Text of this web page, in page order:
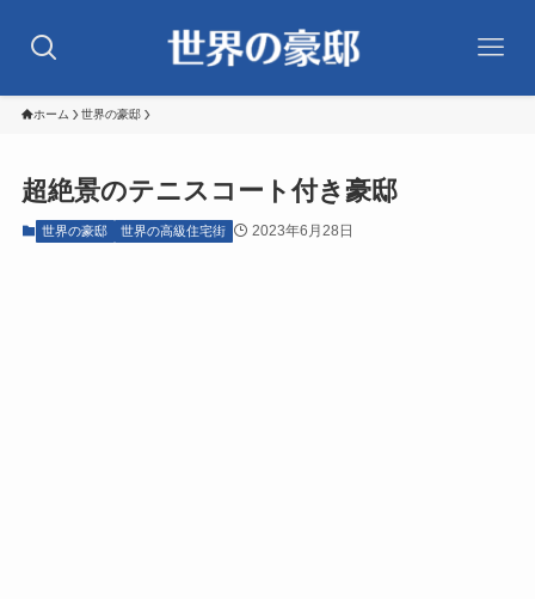
ホーム 世界の豪邸
超絶景のテニスコート付き豪邸
世界の豪邸 世界の高級住宅街 2023年6月28日